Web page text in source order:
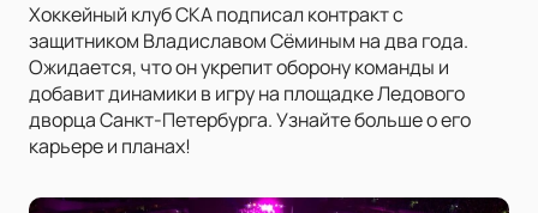
Хоккейный клуб СКА подписал контракт с
защитником Владиславом Сёминым на два года.
Ожидается, что он укрепит оборону команды и
добавит динамики в игру на площадке Ледового
дворца Санкт-Петербурга. Узнайте больше о его
карьере и планах!